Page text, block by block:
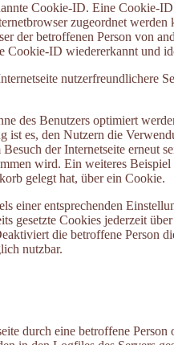
Cookie-ID. Eine Cookie-
zugeordnet
der betroffenen Person von
Cookie-ID wiedererkannt und
nutzerfreundlichere
des Benutzers optimiert
es, den Nutzern die
der Internetseite erneut
wird. Ein weiteres
gelegt hat, über ein Cookie.
einer entsprechenden
gesetzte Cookies jederzeit
die betroffene Person
nutzbar.
durch eine betroffene Person